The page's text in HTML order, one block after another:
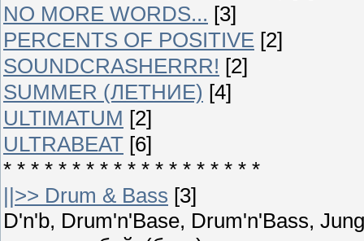
NO MORE WORDS... [3]
PERCENTS OF POSITIVE [2]
SOUNDCRASHERRR! [2]
SUMMER (ЛЕТНИЕ) [4]
ULTIMATUM [2]
ULTRABEAT [6]
* * * * * * * * * * * * * * * * * * *
||>> Drum & Bass [3]
D'n'b, Drum'n'Base, Drum'n'Bass,